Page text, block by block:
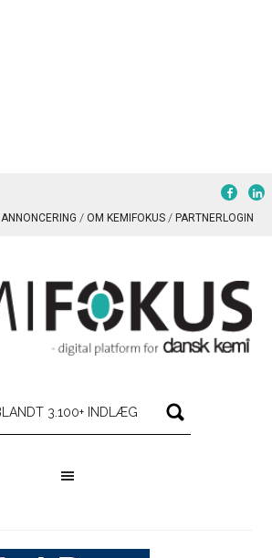
ANNONCERING OM KEMIFOKUS PARTNERLOGIN